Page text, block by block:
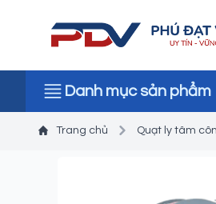
Danh mục sản phẩm
Trang chủ Quạt ly tâm